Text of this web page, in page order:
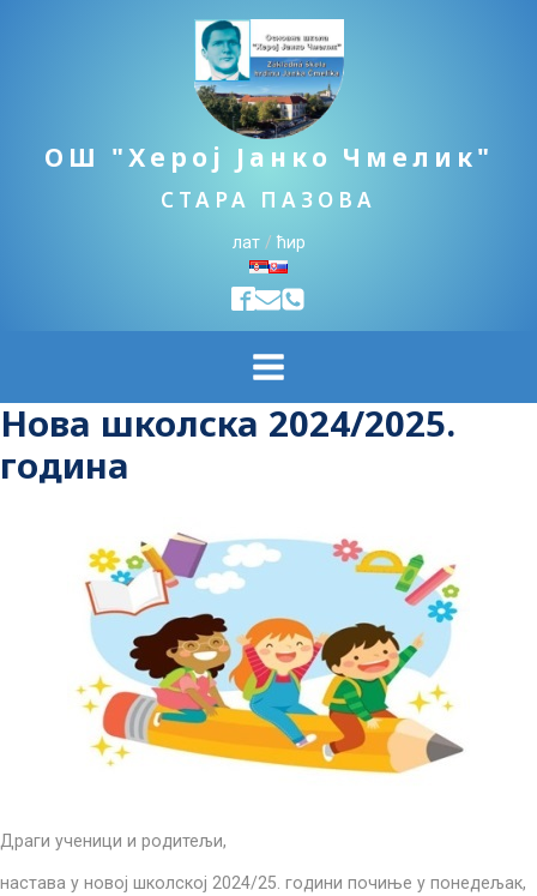
ОШ "Херој Јанко Чмелик"
СТАРА ПАЗОВА
лат/ћир
Нова школска 2024/2025.
година
Драги ученици и родитељи,
настава у новој школској 2024/25. години почиње у понедељак,